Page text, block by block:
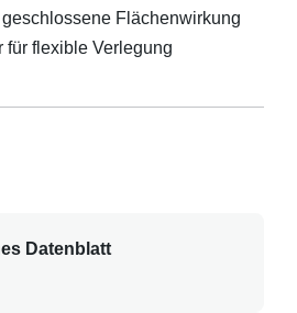
Flächenwirkung
für flexible Verlegung
Datenblatt